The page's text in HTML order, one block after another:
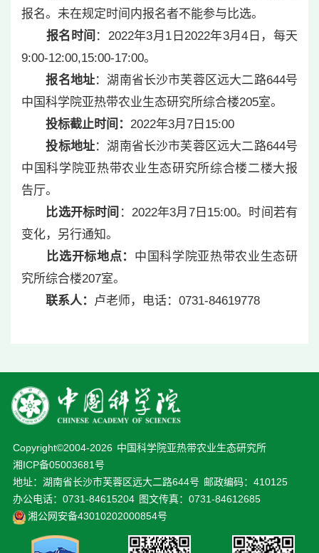
报名。未在规定时间内报名者不能参与比选。
报名时间 ：2022年3月1日2022年3月4日，每天
9:00-12:00,15:00-17:00。
报名地址：湖南省长沙市芙蓉区远大二路644号
中国科学院亚热带农业生态研究所综合楼205室。
投标截止时间： 2022年3月7日15:00
投标地址：湖南省长沙市芙蓉区远大二路644号
中国科学院亚热带农业生态研究所综合楼二楼大报
告厅。
比选开标时间 ：2022年3月7日15:00。时间若有
变化，另行通知。
比选开标地点： 中国科学院亚热带农业生态研
究所综合楼207室。
联系人： 卢老师，电话：0731-84619778
Copyright©2004-2026 中国科学院亚热带农业生态研究所
湘ICP备05003681号
地址：湖南省长沙市芙蓉区远大二路644号 邮政编码：410125
办公电话：0731-84615204 图文传真：0731-84612685
湘公网安备43010202000854号